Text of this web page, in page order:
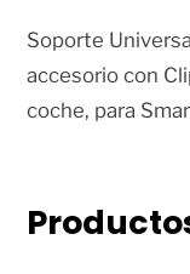
Soporte
accesorio con
coche, para